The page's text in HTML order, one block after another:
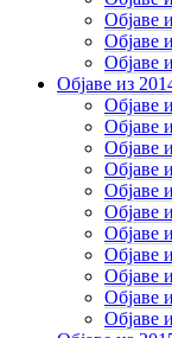
Објаве
Објаве
Објаве
Објаве из
Објаве
Објаве
Објаве
Објаве
Објаве
Објаве
Објаве
Објаве
Објаве
Објаве
Објаве